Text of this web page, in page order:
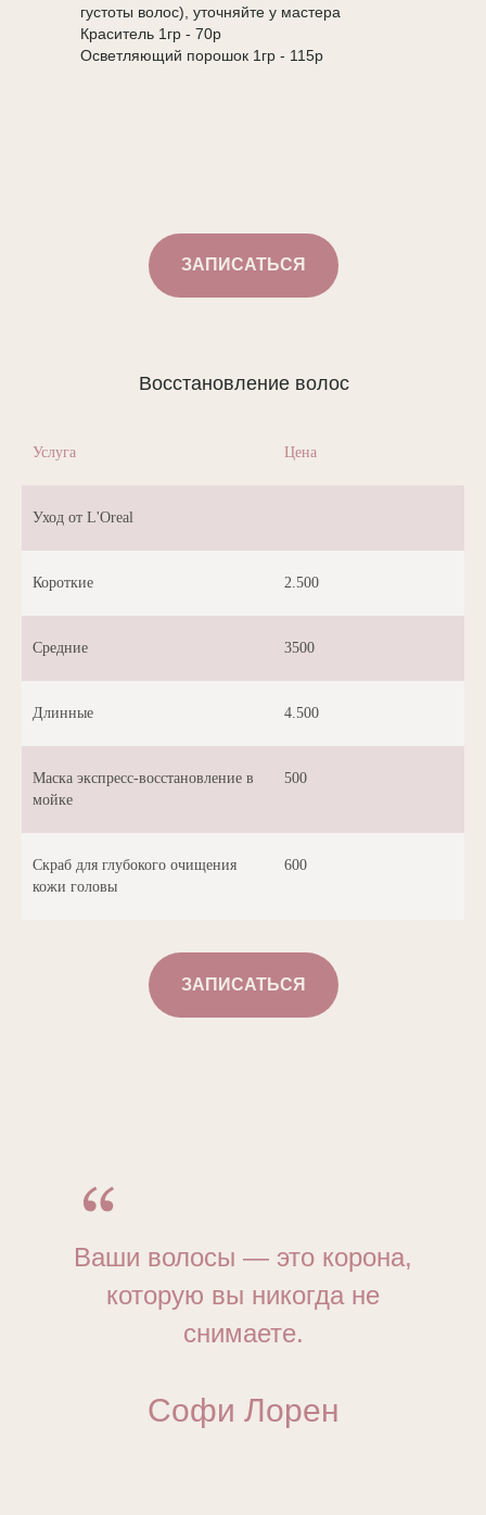
густоты волос), уточняйте у мастера
Краситель 1гр - 70р
Осветляющий порошок 1гр - 115р
ЗАПИСАТЬСЯ
Восстановление волос
Услуга Цена
Уход от L'Oreal
Короткие 2.500
Средние 3500
Длинные 4.500
Маска экспресс-восстановление в
мойке
500
Скраб для глубокого очищения
кожи головы
600
ЗАПИСАТЬСЯ
Ваши волосы — это корона,
которую вы никогда не
снимаете.
Софи Лорен